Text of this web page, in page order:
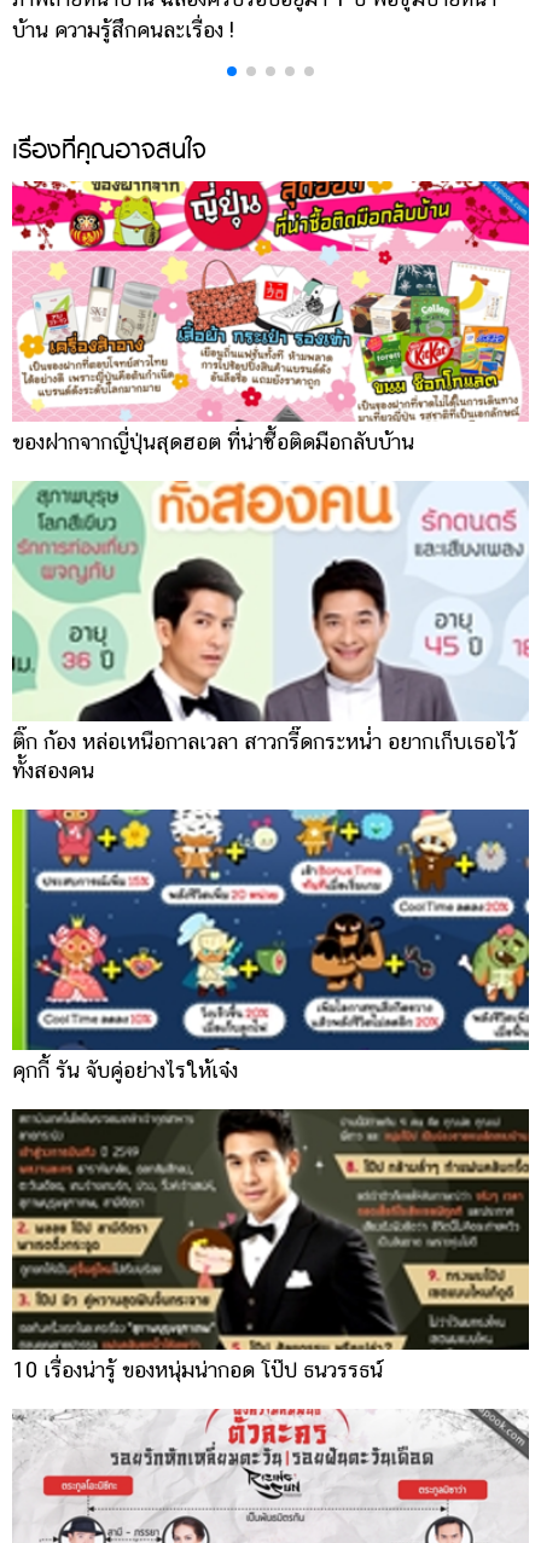
แต่งงาน
สัตว์
เลี้ยง
Infographic
บริการ
แอปฯ
กระปุก
คอร์ส
ออนไลน์
เรียน
เลข
ออนไลน์
ติดต่อ
โฆษณา
แจ้ง
ปัญหา
ร่วม
งาน
เรา
บ้าน ความรู้สึกคนละเรื่อง !
เรื่องที่คุณอาจสนใจ
ของฝากจากญี่ปุ่นสุดฮอต ที่น่าซื้อติดมือกลับบ้าน
ติ๊ก ก้อง หล่อเหนือกาลเวลา สาวกรี๊ดกระหน่ำ อยากเก็บเธอไว้
ทั้งสองคน
คุกกี้ รัน จับคู่อย่างไรให้เจ๋ง
10 เรื่องน่ารู้ ของหนุ่มน่ากอด โป๊ป ธนวรรธน์